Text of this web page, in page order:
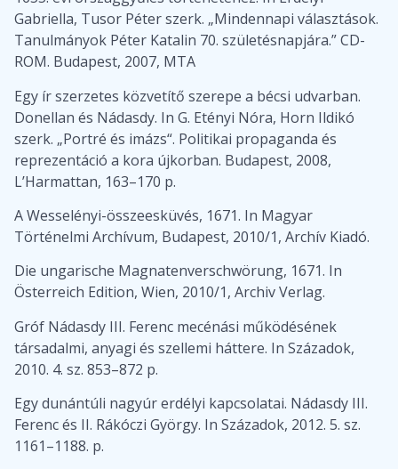
Gabriella, Tusor Péter szerk. „Mindennapi választások.
Tanulmányok Péter Katalin 70. születésnapjára.” CD-
ROM. Budapest, 2007, MTA
Egy ír szerzetes közvetítő szerepe a bécsi udvarban.
Donellan és Nádasdy. In G. Etényi Nóra, Horn Ildikó
szerk. „Portré és imázs“. Politikai propaganda és
reprezentáció a kora újkorban. Budapest, 2008,
L’Harmattan, 163–170 p.
A Wesselényi-összeesküvés, 1671. In Magyar
Történelmi Archívum, Budapest, 2010/1, Archív Kiadó.
Die ungarische Magnatenverschwörung, 1671. In
Österreich Edition, Wien, 2010/1, Archiv Verlag.
Gróf Nádasdy III. Ferenc mecénási működésének
társadalmi, anyagi és szellemi háttere. In Századok,
2010. 4. sz. 853–872 p.
Egy dunántúli nagyúr erdélyi kapcsolatai. Nádasdy III.
Ferenc és II. Rákóczi György. In Századok, 2012. 5. sz.
1161–1188. p.